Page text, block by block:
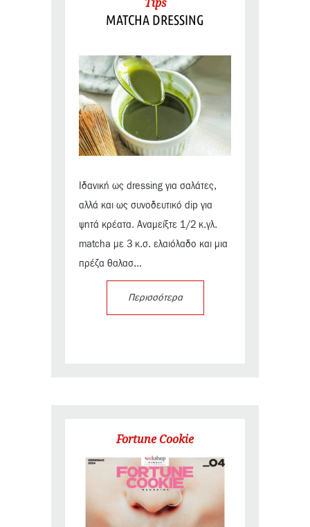
MATCHA DRESSING
Ιδανική ως dressing για σαλάτες,
αλλά και ως συνοδευτικό dip για
ψητά κρέατα. Αναμείξτε 1/2 κ.γλ.
matcha με 3 κ.σ. ελαιόλαδο και μια
πρέζα θαλασ...
Περισσότερα
Fortune Cookie